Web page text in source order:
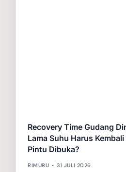
Recovery Time Gudang
Lama Suhu Harus
Pintu Dibuka?
RIMURU 31 JULI 2026